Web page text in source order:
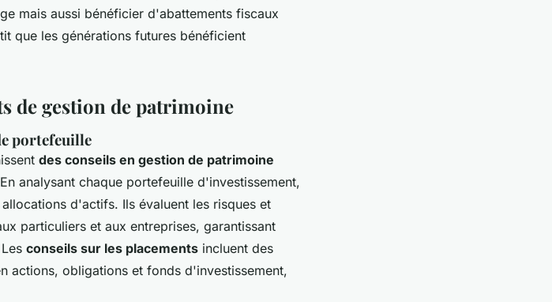
mais aussi bénéficier d'abattements fiscaux
que les générations futures bénéficient
de gestion de patrimoine
portefeuille
des conseils en gestion de patrimoine
analysant chaque portefeuille d'investissement,
d'actifs. Ils évaluent les risques et
particuliers et aux entreprises, garantissant
conseils sur les placements incluent des
actions, obligations et fonds d'investissement,